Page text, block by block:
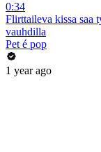
0:34
Flirttaileva kissa saa
vauhdilla
Pet é pop
1 year ago